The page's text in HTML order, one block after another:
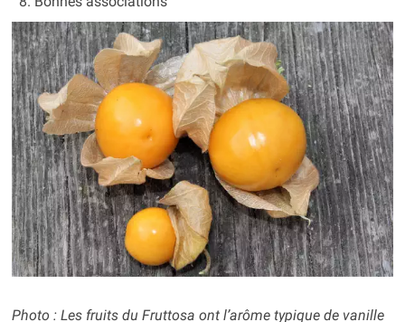
Photo : Les fruits du Fruttosa ont l’arôme typique de vanille